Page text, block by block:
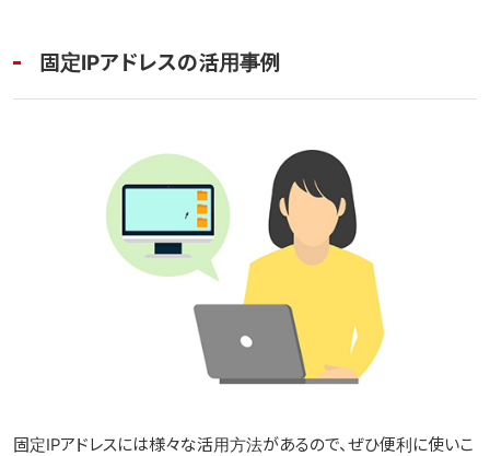
固定IPアドレスの活用事例
固定IPアドレスには様々な活用方法があるので、ぜひ便利に使いこ